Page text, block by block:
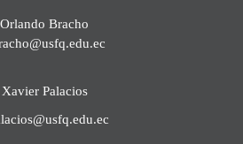
Orlando Bracho
Xavier Palacios